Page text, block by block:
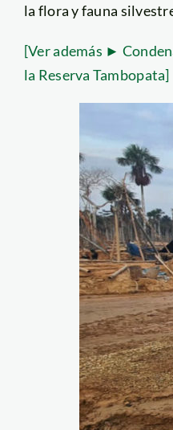
la flora y fauna
[Ver además ►
la Reserva Tambopata]